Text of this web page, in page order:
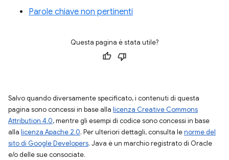
Parole chiave non pertinenti
Questa pagina è stata utile?
Salvo quando diversamente specificato, i contenuti di questa
pagina sono concessi in base alla licenza Creative Commons
Attribution 4.0, mentre gli esempi di codice sono concessi in base
alla licenza Apache 2.0. Per ulteriori dettagli, consulta lenorme del
sito di Google Developers. Java è un marchio registrato di Oracle
e/o delle sue consociate.